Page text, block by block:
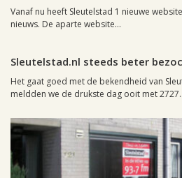
Vanaf nu heeft Sleutelstad 1 nieuwe
nieuws. De aparte website...
Sleutelstad.nl steeds beter
Het gaat goed met de bekendheid van
meldden we de drukste dag ooit met